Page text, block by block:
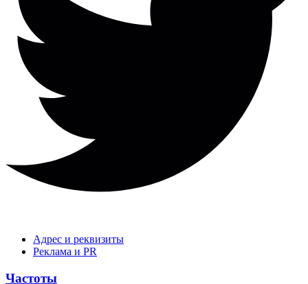
Адрес и реквизиты
Реклама и PR
Частоты